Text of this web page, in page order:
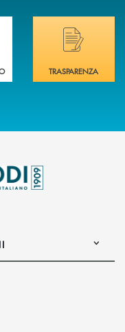
immediata?
Hai bisogno di
TRASPARENZA